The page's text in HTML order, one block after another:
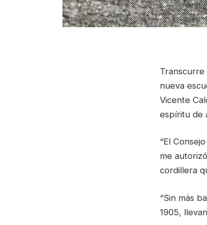
Transcurre
nueva
Vicente
espíritu de
“El
me
cordillera
“Sin más
1905,